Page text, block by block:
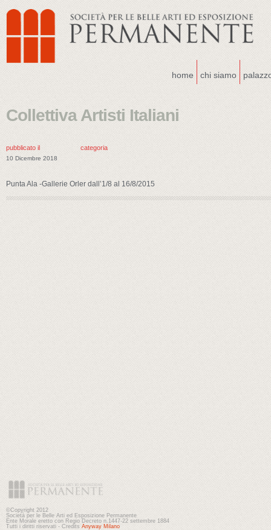
home chi siamo
Collettiva Artisti Italiani
pubblicato il
10 Dicembre 2018
categoria
Punta Ala -Gallerie Orler dall’1/8 al 16/8/2015
©Copyright 2012
Società per le Belle Arti ed Esposizione Permanente
Ente Morale eretto con Regio Decreto n.1447-22 settembre 1884
Tutti i diritti riservati - Credits Anyway Milano